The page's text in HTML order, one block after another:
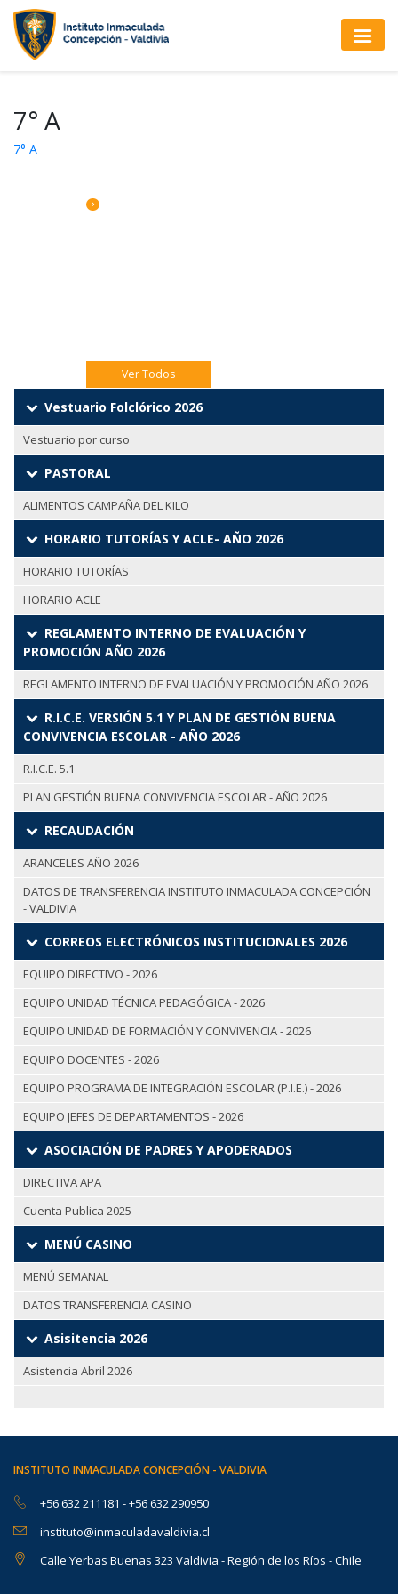
7° A
7° A
Ver Todos
Vestuario Folclórico 2026
Vestuario por curso
PASTORAL
ALIMENTOS CAMPAÑA DEL KILO
HORARIO TUTORÍAS Y ACLE- AÑO 2026
HORARIO TUTORÍAS
HORARIO ACLE
REGLAMENTO INTERNO DE EVALUACIÓN Y
PROMOCIÓN AÑO 2026
REGLAMENTO INTERNO DE EVALUACIÓN Y PROMOCIÓN AÑO 2026
R.I.C.E. VERSIÓN 5.1 Y PLAN DE GESTIÓN BUENA
CONVIVENCIA ESCOLAR - AÑO 2026
R.I.C.E. 5.1
PLAN GESTIÓN BUENA CONVIVENCIA ESCOLAR - AÑO 2026
RECAUDACIÓN
ARANCELES AÑO 2026
DATOS DE TRANSFERENCIA INSTITUTO INMACULADA CONCEPCIÓN
- VALDIVIA
CORREOS ELECTRÓNICOS INSTITUCIONALES 2026
EQUIPO DIRECTIVO - 2026
EQUIPO UNIDAD TÉCNICA PEDAGÓGICA - 2026
EQUIPO UNIDAD DE FORMACIÓN Y CONVIVENCIA - 2026
EQUIPO DOCENTES - 2026
EQUIPO PROGRAMA DE INTEGRACIÓN ESCOLAR (P.I.E.) - 2026
EQUIPO JEFES DE DEPARTAMENTOS - 2026
ASOCIACIÓN DE PADRES Y APODERADOS
DIRECTIVA APA
Cuenta Publica 2025
MENÚ CASINO
MENÚ SEMANAL
DATOS TRANSFERENCIA CASINO
Asisitencia 2026
Asistencia Abril 2026
INSTITUTO INMACULADA CONCEPCIÓN - VALDIVIA
+56 632 211181 -+56 632 290950
instituto@inmaculadavaldivia.cl
Calle Yerbas Buenas 323 Valdivia - Región de los Ríos - Chile